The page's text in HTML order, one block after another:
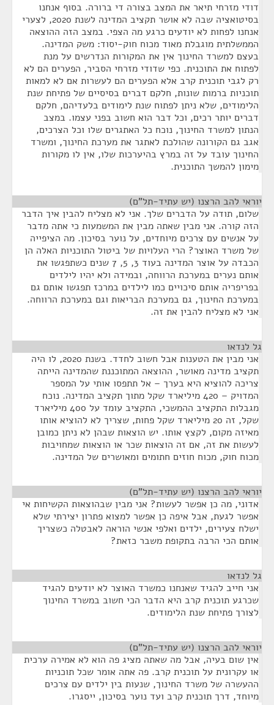
דודי מזרחי תיאר את המצב בצורה די ברורה. בסוף אנחנו
בסיטואציה שבה לא אושר תקציב המדינה לשנת 2020, לצערי
אנחנו לפחות לא יודעים כרגע מה הצפי. במצב הזה ההוצאה
הממשלתית מוגבלת מאוד מכוח חוק-יסוד: משק המדינה.
בעצם למשרד החינוך אין את המקורות הנדרשים על מנת
לפתוח את התוכנית. כפי שדודי מזרחי הסביר, הפערים הם לא
רק לגבי תוכנית קרב אלא הפערים הם לעשרות אם לא למאות
תוכניות ברמות שונות, חלקם דברים בסיסיים של פתיחת שנת
הלימודים, שלא ניתן לפתוח שנת לימודים בלעדיהם, חלקם
דברים יותר רכים, וכל דבר הוא חשוב בפני עצמו. במצב
הנתון למשרד החינוך, נוכח כל האתגרים שלו וכל הצרכים,
אגב גם הקורונה שהולכת לאתגר את מערכת החינוך, ומשרד
החינוך עובד על זה במרץ בהיערכות שלו, אין לו מקורות
מימון להמשך התוכנית.
יוראי להב הרצנו (יש עתיד-תל"ם)
שלום, תודה על הדברים שלך. אני לא מצליח להבין איך הדבר
הזה קורה. אני מבין שאתה מבין את המשמעות כי אתה מדבר
על אנשים עם צרכים מיוחדים, על נוער בסיכון. מה הציפייה
של משרד האוצר? הרי העלויות של ביטול התוכניות האלה הן
הכבדה על אוצר המדינה בעוד 3, 5, 7 שנים כשתפגשו את
אותם נערים במערכת הרווחה, ובמידה ולא יהיו לילדים
בפריפריה אותם סיכויים כמו לילדים במרכז תפגשו אותם גם
במערכת החינוך, גם במערכת הבריאות וגם במערכת הרווחה.
אני לא מצליח להבין את זה.
גל לנדאו
אני מבין את הטענות אבל חשוב לחדד. בשנת 2020, לו היה
תקציב מדינה מאושר, ההוצאה המתוכננת שהמדינה הייתה
צריכה להוציא היא בערך – אל תתפסו אותי על המספר
המדויק – 420 מיליארד שקל מתוך תקציב המדינה. נוכח
מגבלות התקציב ההמשכי, התקציב עומד על 400 מיליארד
שקל, זה 20 מיליארד שקל פחות, שצריך לא להוציא אותו
מאיזה מקום, לקצץ אותו. יש הוצאות שבהן לא ניתן כמובן
לעשות את זה, אם זה הוצאות שכר או הוצאות שמחויבות
מכוח חוק, מכוח חוזים חתומים ומאושרים של המדינה.
יוראי להב הרצנו (יש עתיד-תל"ם)
אדוני, מה כן אפשר לעשות? אני מבין שבהוצאות הקשיחות אי
אפשר לגעת, אבל איפה כן אפשר למצוא פתרון יצירתי שלא
ישלח צעירים, ילדים ואלפי אנשי הוראה לאבטלה כשצריך
אותם הכי הרבה בתקופת משבר כזאת?
גל לנדאו
אני חייב להגיד שאנחנו כמשרד האוצר לא יודעים להגיד
שכרגע תוכנית קרב היא הדבר הכי חשוב במשרד החינוך
לצורך פתיחת שנת הלימודים.
יוראי להב הרצנו (יש עתיד-תל"ם)
אין שום בעיה, אבל מה שאתה מציג פה הוא לא אמירה ערכית
או עקרונית על תוכנית קרב. פה אתה אומר שכל תוכניות
ההעשרה של משרד החינוך, שנעות בין ילדים עם צרכים
מיוחד, דרך תוכנית קרב ועד נוער בסיכון, ייסגרו.